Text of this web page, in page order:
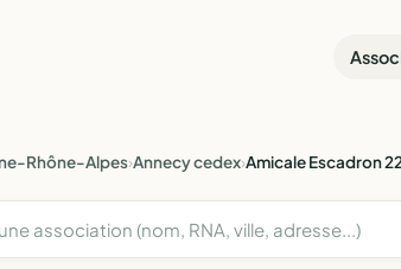
Rhône-Alpes›Annecy cedex›Amicale Escadron